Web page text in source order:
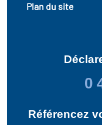
Plan du site
0
Référencez